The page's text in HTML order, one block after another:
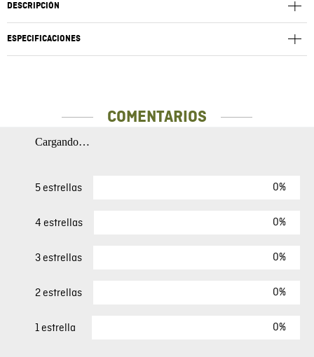
DESCRIPCIÓN
ESPECIFICACIONES
COMENTARIOS
Cargando…
5 estrellas 0%
4 estrellas 0%
3 estrellas 0%
2 estrellas 0%
1 estrella 0%